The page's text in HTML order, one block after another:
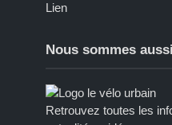
Lien
Nous sommes aussi
Retrouvez toutes les